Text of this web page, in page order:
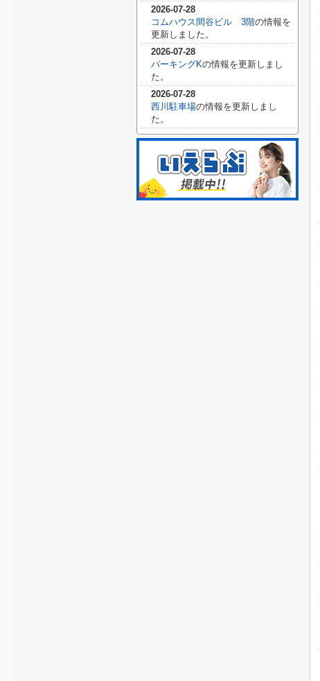
2026-07-28
コムハウス間谷ビル 3階の情報を
更新しました。
2026-07-28
パーキングKの情報を更新しまし
た。
2026-07-28
西川駐車場の情報を更新しまし
た。